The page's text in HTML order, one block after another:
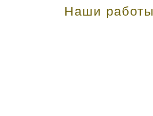
Наши работы